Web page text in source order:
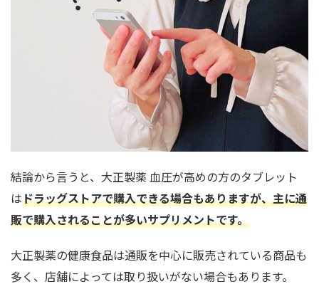
結論から言うと、大正製薬 血圧が高めの方のタブレット
はドラッグストアで購入できる場合もありますが、主に通
販で購入されることが多いサプリメントです。
大正製薬の健康食品は通販を中心に販売されている商品も
多く、店舗によっては取り扱いがない場合もあります。